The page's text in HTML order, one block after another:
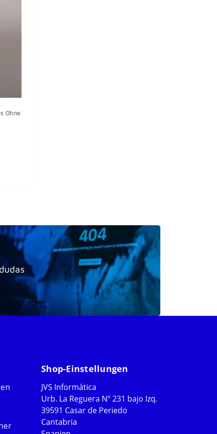
Ohne
Shop-Einstellungen
JVS Informática
Urb. La Reguera Nº 231 bajo Izq.
39591 Casar de Periedo
Cantabria